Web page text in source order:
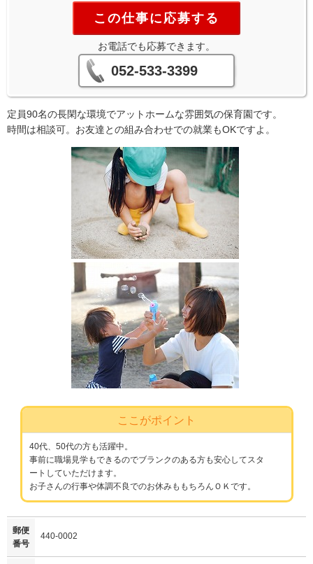
この仕事に応募する
お電話でも応募できます。
052-533-3399
定員90名の長閑な環境でアットホームな雰囲気の保育園です。
時間は相談可。お友達との組み合わせでの就業もOKですよ。
ここがポイント
40代、50代の方も活躍中。
事前に職場見学もできるのでブランクのある方も安心してスタ
ートしていただけます。
お子さんの行事や体調不良でのお休みももちろんＯＫです。
郵便
番号
440-0002